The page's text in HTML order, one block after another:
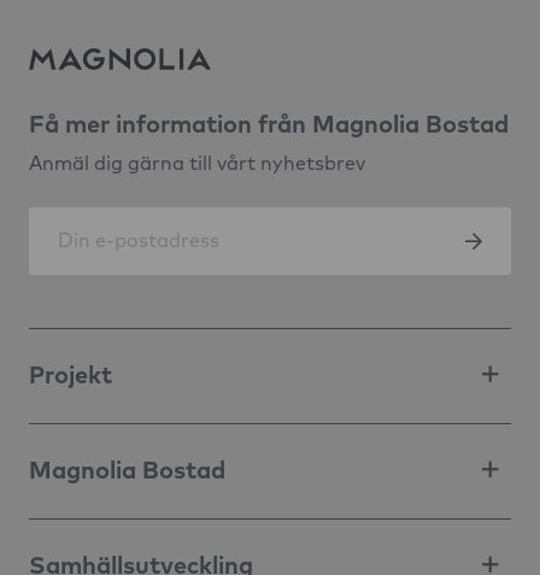
Få mer information från Magnolia Bostad
Anmäl dig gärna till vårt nyhetsbrev
Projekt
Magnolia Bostad
Samhällsutveckling